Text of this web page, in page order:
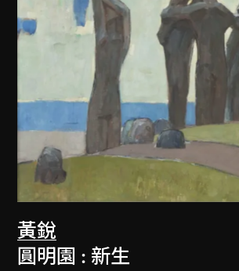
黃銳
圓明園 : 新生